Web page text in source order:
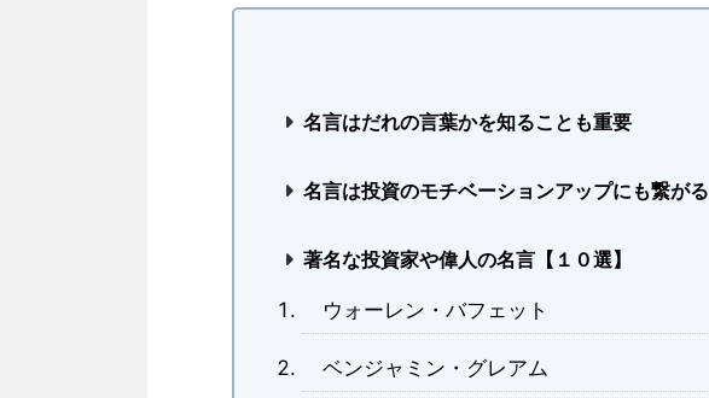
名言はだれの言葉かを知ることも重要
名言は投資のモチベーションアップにも繋がる
著名な投資家や偉人の名言【１０選】
ウォーレン・バフェット
ベンジャミン・グレアム